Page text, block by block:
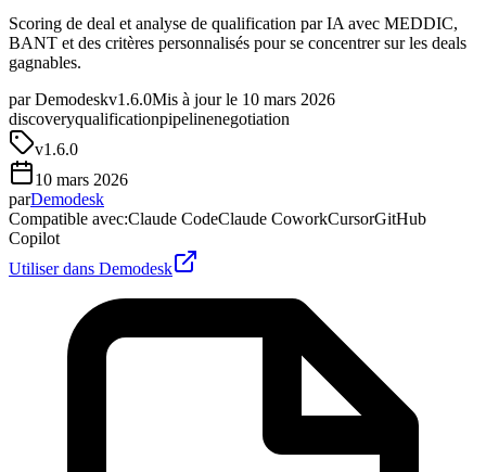
Scoring de deal et analyse de qualification par IA avec MEDDIC,
BANT et des critères personnalisés pour se concentrer sur les deals
gagnables.
par Demodeskv1.6.0Mis à jour le 10 mars 2026
discoveryqualificationpipelinenegotiation
v1.6.0
10 mars 2026
parDemodesk
Compatible avec:Claude CodeClaude CoworkCursorGitHub
Copilot
Utiliser dans Demodesk